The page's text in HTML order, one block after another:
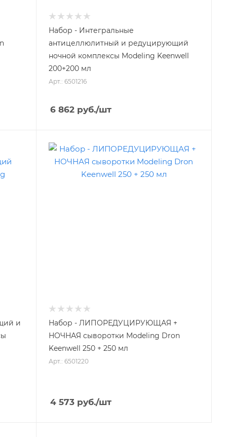
Набор - Интегральные
антицеллюлитный и редуцирующий
ночной комплексы Modeling Keenwell
200+200 мл
Арт.: 6501216
6 862руб./шт
и
Набор - ЛИПОРЕДУЦИРУЮЩАЯ +
НОЧНАЯ сыворотки Modeling Dron
Keenwell 250 + 250 мл
Арт.: 6501220
4 573руб./шт